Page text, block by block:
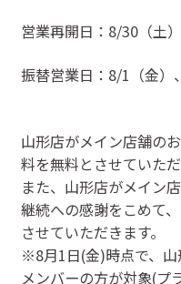
営業再開日：8/30（土）
振替営業日：8/1（金）
山形店がメイン店舗の
料を無料とさせていただ
また、山形店がメイン
継続への感謝をこめて
させていただきます。
※8月1日(金)時点で、
メンバーの方が対象(プ